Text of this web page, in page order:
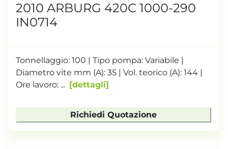
2010 ARBURG 420C 1000-290
IN0714
Tonnellaggio: 100 | Tipo pompa: Variabile |
Diametro vite mm (A): 35 | Vol. teorico (A): 144 |
Ore lavoro: ...
dettagli
Richiedi Quotazione